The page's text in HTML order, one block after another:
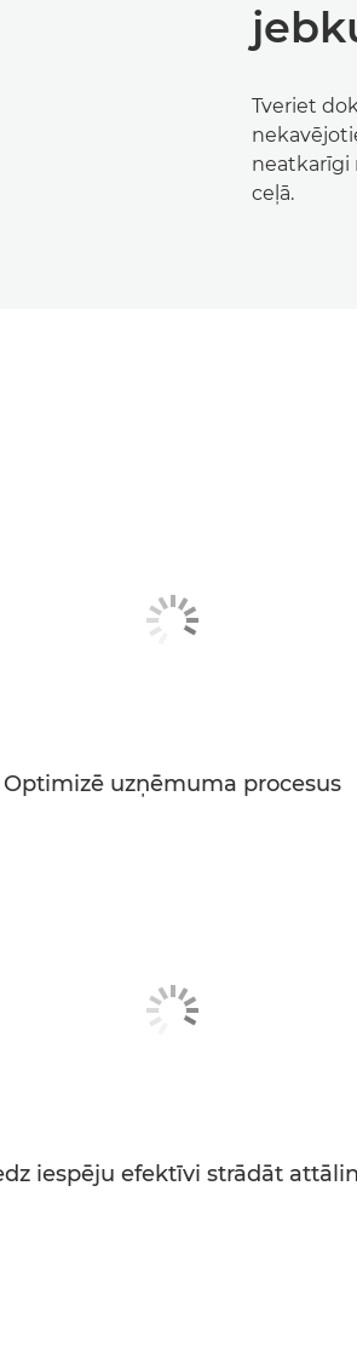
Tveriet
neatkarīgi
ceļā.
Optimizē uzņēmuma procesus
iespēju efektīvi strādāt